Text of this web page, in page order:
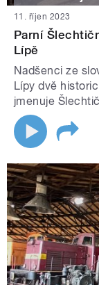
11. říjen 2023
Parní
Lípě
Nadšenci ze
Lípy dvě
jmenuje